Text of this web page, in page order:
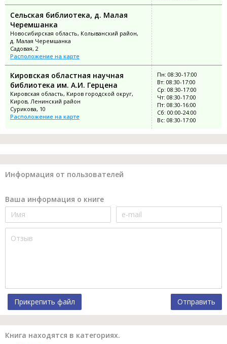
Сельская библиотека, д. Малая
Черемшанка
Новосибирская область, Колыванский район,
д. Малая Черемшанка
Садовая, 2
Расположение на карте
Кировская областная научная
библиотека им. А.И. Герцена
Кировская область, Киров городской округ,
Киров, Ленинский район
Сурикова, 10
Расположение на карте
Пн: 08:30-17:00
Вт: 08:30-17:00
Ср: 08:30-17:00
Чт: 08:30-17:00
Пт: 08:30-16:00
Сб: 00:00-24:00
Вс: 08:30-17:00
Информация от пользователей
Ваша информация о книге
Прикрепить файл Отправить
Книга находятся в категориях.